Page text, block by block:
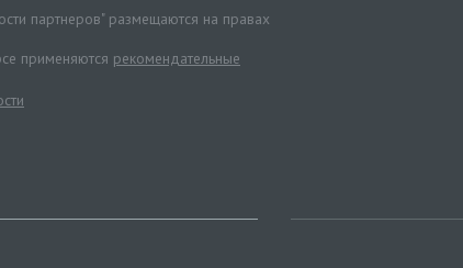
партнеров" размещаются на правах
применяются рекомендательные